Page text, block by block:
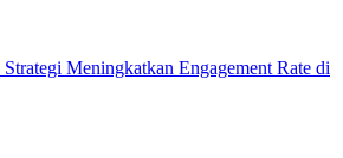
Meningkatkan Engagement Rate di